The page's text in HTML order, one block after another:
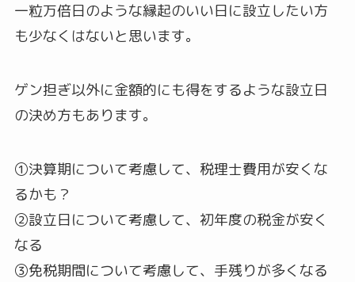
一粒万倍日のような縁起のいい日に設立したい方
も少なくはないと思います。
ゲン担ぎ以外に金額的にも得をするような設立日
の決め方もあります。
①決算期について考慮して、税理士費用が安くな
るかも？
②設立日について考慮して、初年度の税金が安く
なる
③免税期間について考慮して、手残りが多くなる